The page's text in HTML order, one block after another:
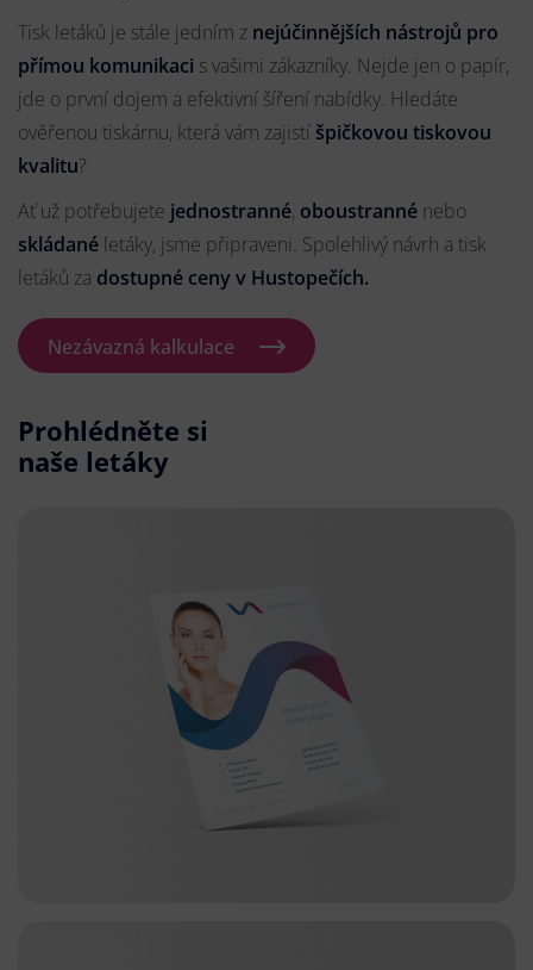
Tisk letáků je stále jedním z nejúčinnějších nástrojů pro
přímou komunikaci s vašimi zákazníky. Nejde jen o papír,
jde o první dojem a efektivní šíření nabídky. Hledáte
ověřenou tiskárnu, která vám zajistí špičkovou tiskovou
kvalitu?
Ať už potřebujete jednostranné, oboustranné nebo
skládané letáky, jsme připraveni. Spolehlivý návrh a tisk
letáků za dostupné ceny v Hustopečích.
Nezávazná kalkulace
Prohlédněte si
naše letáky